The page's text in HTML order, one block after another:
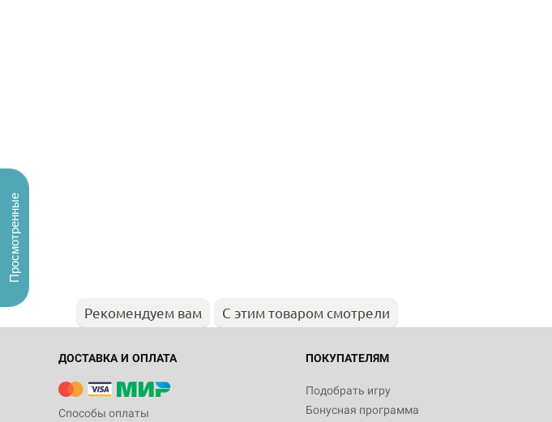
Рекомендуем вам С этим товаром смотрели
ДОСТАВКА И ОПЛАТА
Способы оплаты
ПОКУПАТЕЛЯМ
Подобрать игру
Бонусная программа
Просмотренные